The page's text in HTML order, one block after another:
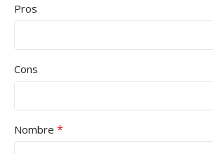
Pros
Cons
Nombre *